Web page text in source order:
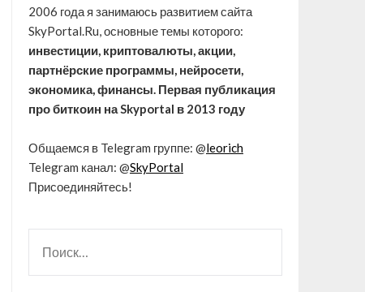
2006 года я занимаюсь развитием сайта
SkyPortal.Ru, основные темы которого:
инвестиции, криптовалюты, акции,
партнёрские программы, нейросети,
экономика, финансы. Первая публикация
про биткоин на Skyportal в 2013 году
Общаемся в Telegram группе: @leorich
Telegram канал: @SkyPortal
Присоединяйтесь!